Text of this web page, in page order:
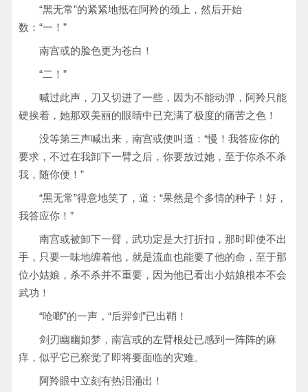
“黑无常”的紧紧地抵在阿羚的颈上，然后开始
数：“一！”
南宫或的脸色更为苍白！
“二！”
喊过此声，刀又切进了一些，因为不能动弹，阿羚只能
硬挨着，她那双美丽的眼睛中已充满了极度的痛苦之色！
没等第三声喊出来，南宫或便叫道：“慢！我答应你的
要求，不过在我卸下一臂之后，你要放过她，至于你杀不杀
我，随你便！”
“黑无常”得意地笑了，道：“果然是个多情的种子！好，
我答应你！”
南宫或被卸下一臂，武功定是大打折扣，那时即使不出
手，只要一味地缠着他，就是流血也能要了他的命，至于那
位小姑娘，杀不杀并不重要，因为他已看出小姑娘根本不会
武功！
“呛啷”的一声，“后羿剑”已出鞘！
剑刃幽幽如梦，南宫或的左臂根处已感到一阵阵的麻
痒，似乎它已察觉了即将要面临的灾难。
阿羚眼中立刻有热泪涌出！